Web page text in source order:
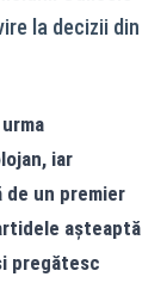
la decizii din
iar
de un premier
așteaptă
pregătesc